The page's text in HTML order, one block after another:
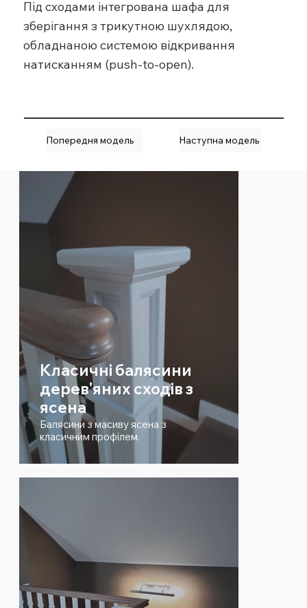
Під сходами інтегрована шафа для
зберігання з трикутною шухлядою,
обладнаною системою відкривання
натисканням (push-to-open).
Попередня модель Наступна модель
Класичні балясини
дерев'яних сходів з
ясена
Балясини з масиву ясена з
класичним профілем.